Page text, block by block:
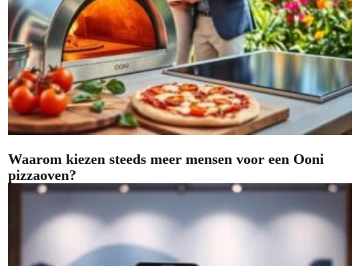
Waarom kiezen steeds meer mensen voor een Ooni
pizzaoven?